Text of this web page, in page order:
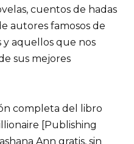
cuentos de hadas
autores famosos de
aquellos que nos
sus mejores
completa del libro
[Publishing
Ann gratis, sin